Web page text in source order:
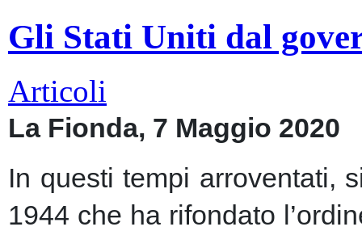
Gli Stati Uniti dal
Articoli
La Fionda, 7 Maggio 2020
In questi tempi arroventati,
1944 che ha rifondato